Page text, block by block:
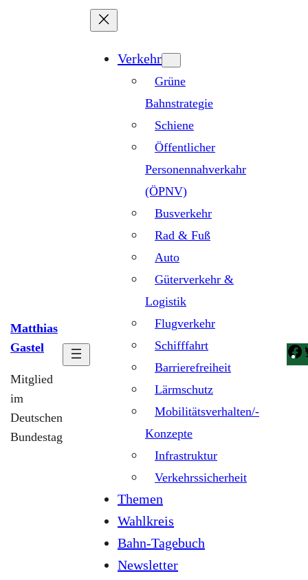
Matthias
Gastel
Mitglied
im
Deutschen
Bundestag
Verkehr
Grüne
Bahnstrategie
Schiene
Öffentlicher
Personennahverkahr
(ÖPNV)
Busverkehr
Rad & Fuß
Auto
Güterverkehr &
Logistik
Flugverkehr
Schifffahrt
Barrierefreiheit
Lärmschutz
Mobilitätsverhalten/-
Konzepte
Infrastruktur
Verkehrssicherheit
Themen
Wahlkreis
Bahn-Tagebuch
Newsletter